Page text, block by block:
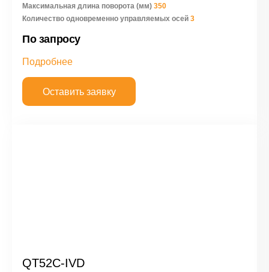
Максимальная длина поворота (мм) 350
Количество одновременно управляемых осей 3
По запросу
Подробнее
Оставить заявку
QT52C-IVD